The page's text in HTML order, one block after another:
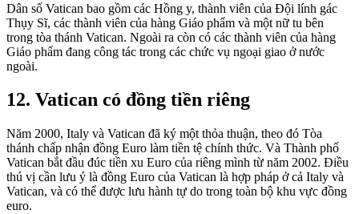
Dân số Vatican bao gồm các Hồng y, thành viên của Đội lính gác
Thụy Sĩ, các thành viên của hàng Giáo phẩm và một nữ tu bên
trong tòa thánh Vatican. Ngoài ra còn có các thành viên của hàng
Giáo phẩm đang công tác trong các chức vụ ngoại giao ở nước
ngoài.
12. Vatican có đồng tiền riêng
Năm 2000, Italy và Vatican đã ký một thỏa thuận, theo đó Tòa
thánh chấp nhận đồng Euro làm tiền tệ chính thức. Và Thành phố
Vatican bắt đầu đúc tiền xu Euro của riêng mình từ năm 2002. Điều
thú vị cần lưu ý là đồng Euro của Vatican là hợp pháp ở cả Italy và
Vatican, và có thể được lưu hành tự do trong toàn bộ khu vực đồng
euro.